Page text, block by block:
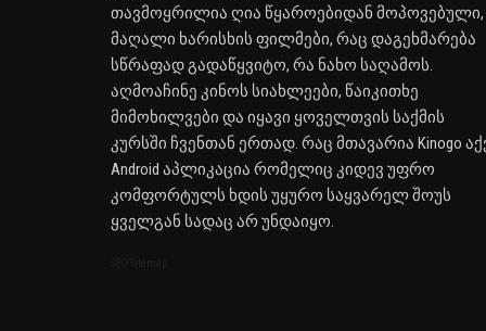
თავმოყრილია ღია წყაროებიდან მოპოვებული,
მაღალი ხარისხის ფილმები, რაც დაგეხმარება
სწრაფად გადაწყვიტო, რა ნახო საღამოს.
აღმოაჩინე კინოს სიახლეები, წაიკითხე
მიმოხილვები და იყავი ყოველთვის საქმის
კურსში ჩვენთან ერთად. რაც მთავარია Kinogo
Android აპლიკაცია რომელიც კიდევ უფრო
კომფორტულს ხდის უყურო საყვარელ შოუს
ყველგან სადაც არ უნდაიყო.